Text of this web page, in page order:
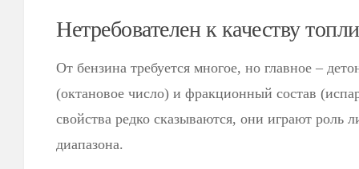
Нетребователен к качеству
От бензина требуется многое, но главное –
(октановое число) и фракционный состав
свойства редко сказываются, они играют роль
диапазона.